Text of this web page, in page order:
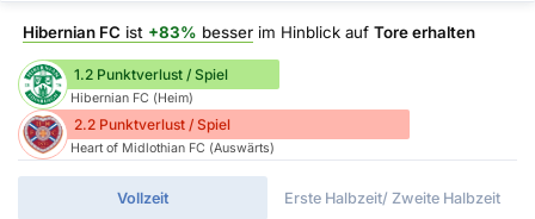
Hibernian FC ist +83% besser im Hinblick auf Tore erhalten
1.2 Punktverlust / Spiel
Hibernian FC (Heim)
2.2 Punktverlust / Spiel
Heart of Midlothian FC (Auswärts)
Vollzeit Erste Halbzeit/ Zweite Halbzeit